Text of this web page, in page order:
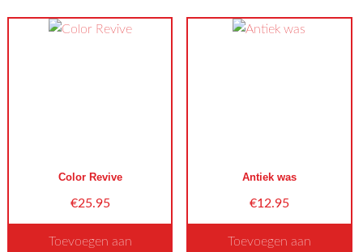
Color Revive
€25.95
Toevoegen aan
Antiek was
€12.95
Toevoegen aan